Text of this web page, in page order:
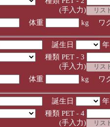
入力)
体重 kg ワ
誕生日
種類 PET - 3
入力)
体重 kg ワ
誕生日
種類 PET - 4
入力)